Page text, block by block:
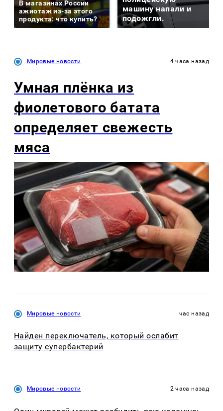
В магазинах России
ажиотаж из-за этого
продукта: что купить?
машину напали и
подожгли.
Мировые новости 4 часа назад
Умная плёнка из
фиолетового батата
определяет свежесть
мяса
Мировые новости час назад
Найден переключатель, который ослабит
защиту супербактерий
Мировые новости 2 часа назад